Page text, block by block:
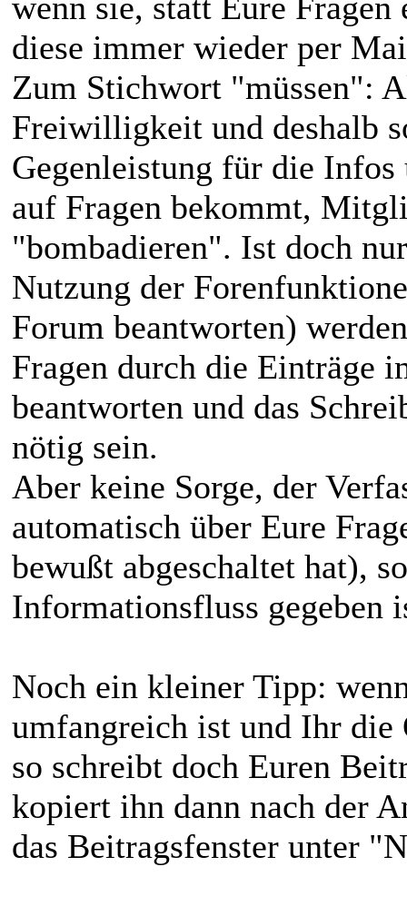
diese immer wieder per
Zum Stichwort "müssen":
Freiwilligkeit und deshalb
Gegenleistung für die
auf Fragen bekommt,
"bombadieren". Ist doch
Nutzung der
Forum beantworten)
Fragen durch die Einträge
beantworten und das
nötig sein.
Aber keine Sorge, der
automatisch über Eure
bewußt abgeschaltet hat),
Informationsfluss gegeben
Noch ein kleiner Tipp:
umfangreich ist und Ihr
so schreibt doch Euren
kopiert ihn dann nach der
das Beitragsfenster unter